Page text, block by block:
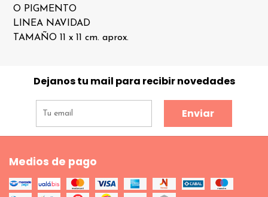
O PIGMENTO
LINEA NAVIDAD
TAMAÑO 11 x 11 cm. aprox.
Dejanos tu mail para recibir novedades
Enviar
Medios de pago